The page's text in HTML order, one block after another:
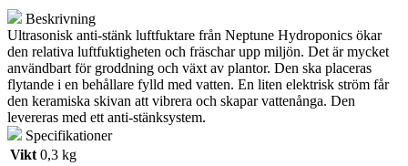
Beskrivning
Ultrasonisk anti-stänk luftfuktare från Neptune Hydroponics ökar
den relativa luftfuktigheten och fräschar upp miljön. Det är mycket
användbart för groddning och växt av plantor. Den ska placeras
flytande i en behållare fylld med vatten. En liten elektrisk ström får
den keramiska skivan att vibrera och skapar vattenånga. Den
levereras med ett anti-stänksystem.
Specifikationer
Vikt 0,3 kg